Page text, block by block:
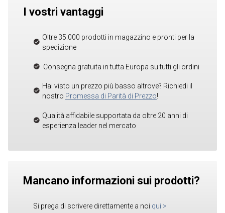
I vostri vantaggi
Oltre 35.000 prodotti in magazzino e pronti per la
spedizione
Consegna gratuita in tutta Europa su tutti gli ordini
Hai visto un prezzo più basso altrove? Richiedi il
nostro Promessa di Parità di Prezzo!
Qualità affidabile supportata da oltre 20 anni di
esperienza leader nel mercato
Mancano informazioni sui prodotti?
Si prega di scrivere direttamente a noi qui >